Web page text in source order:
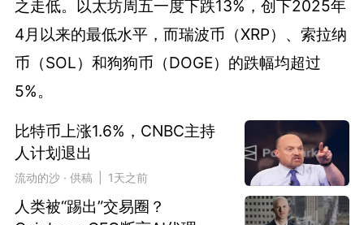
之走低。以太坊周五一度下跌13%，创下2025年
4月以来的最低水平，而瑞波币（XRP）、索拉纳
币（SOL）和狗狗币（DOGE）的跌幅均超过
5%。
比特币上涨1.6%，CNBC主持
人计划退出
流动的沙 · 供稿 | 1天之前
人类被“踢出”交易圈？